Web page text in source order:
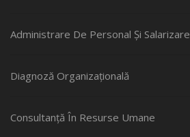
Administrare De Personal Și Salarizare
Diagnoză Organizațională
Consultanță În Resurse Umane